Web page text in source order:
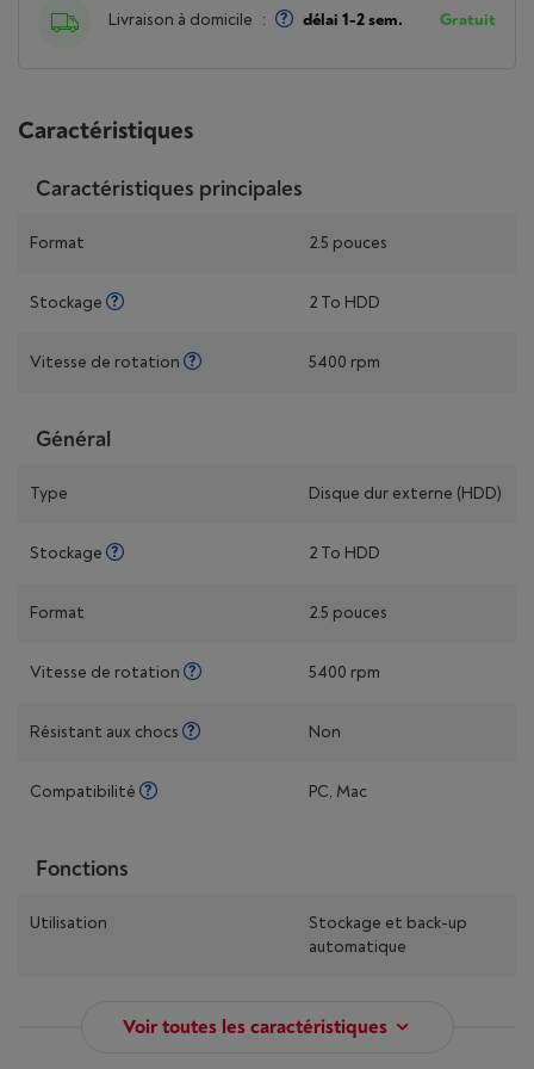
Livraison à domicile : délai 1-2 sem. Gratuit
Caractéristiques
Caractéristiques principales
Format 2.5 pouces
Stockage 2 To HDD
Vitesse de rotation 5400 rpm
Général
Type Disque dur externe (HDD)
Stockage 2 To HDD
Format 2.5 pouces
Vitesse de rotation 5400 rpm
Résistant aux chocs Non
Compatibilité PC, Mac
Fonctions
Utilisation
Stockage et back-up
automatique
Voir toutes les caractéristiques